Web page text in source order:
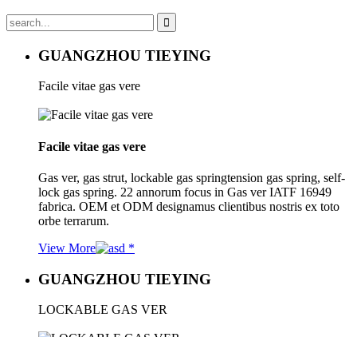
GUANGZHOU TIEYING
Facile vitae gas vere
Facile vitae gas vere
Gas ver, gas strut, lockable gas springtension gas spring, self-
lock gas spring. 22 annorum focus in Gas ver IATF 16949
fabrica. OEM et ODM designamus clientibus nostris ex toto
orbe terrarum.
View More
GUANGZHOU TIEYING
LOCKABLE GAS VER